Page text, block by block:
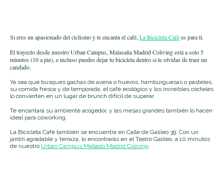
Si eres un apasionado del ciclismo y te encanta el café, La Bicicleta Cafées para ti.
El trayecto desde nuestro Urban Campus, Malasaña Madrid Coliving está a solo 5
minutos (10 a pie), e incluso puedes dejar tu bicicleta dentro si te olvidas de traer un
candado.
Ya sea que busques gachas de avena o huevos, hamburguesas o pasteles,
su comida fresca y de temporada, el café ecológico y los increíbles cócteles
lo convierten en un lugar de brunch difícil de superar.
Te encantará su ambiente acogedor, y las mesas grandes también lo hacen
ideal para coworking.
La Bicicleta Café también se encuentra en Calle de Galileo 39. Con un
jardín agradable y terraza, lo encontrarás en el Teatro Galileo, a 10 minutos
de nuestro Urban Campus Mellado Madrid Coliving